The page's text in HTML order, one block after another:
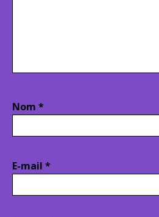
Nom *
E-mail *